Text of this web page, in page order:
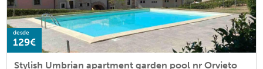
desde
129€
Stylish Umbrian apartment garden pool nr Orvieto